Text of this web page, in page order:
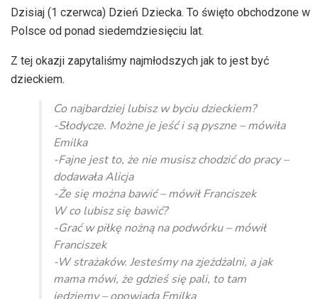
Dzisiaj (1 czerwca) Dzień Dziecka. To święto obchodzone w
Polsce od ponad siedemdziesięciu lat.
Z tej okazji zapytaliśmy najmłodszych jak to jest być
dzieckiem.
Co najbardziej lubisz w byciu dzieckiem?
-Słodycze. Możne je jeść i są pyszne – mówiła
Emilka
-Fajne jest to, że nie musisz chodzić do pracy –
dodawała Alicja
-Że się można bawić – mówił Franciszek
W co lubisz się bawić?
-Grać w piłkę nożną na podwórku – mówił
Franciszek
-W strażaków. Jesteśmy na zjeżdżalni, a jak
mama mówi, że gdzieś się pali, to tam